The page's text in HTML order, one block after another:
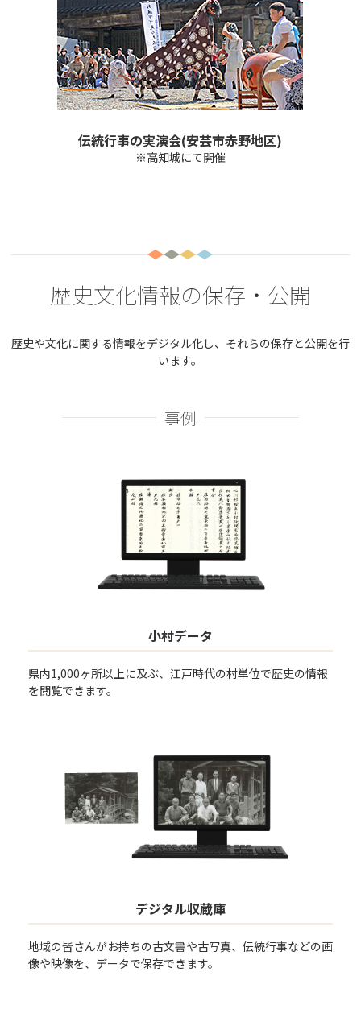
伝統行事の実演会(安芸市赤野地区)
※高知城にて開催
歴史文化情報の保存・公開
歴史や文化に関する情報をデジタル化し、それらの保存と公開を行
います。
事例
小村データ
県内1,000ヶ所以上に及ぶ、江戸時代の村単位で歴史の情報
を閲覧できます。
デジタル収蔵庫
地域の皆さんがお持ちの古文書や古写真、伝統行事などの画
像や映像を、データで保存できます。